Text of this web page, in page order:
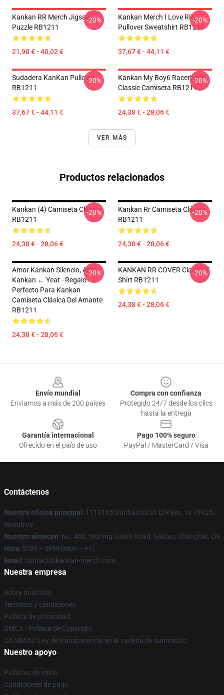
Kankan RR Merch Jigsaw
Puzzle RB1211
21,98 € - 40,02 €
-20%
Kankan Merch I Love RR
Pullover Sweatshirt RB1211
37,67 € - 44,11 €
-20%
Sudadera KanKan Pullover
RB1211
37,67 € - 44,11 €
-20%
Kankan My Boy6 Racerback
Classic Camiseta RB1211
24,38 € - 28,06 €
-20%
VER MÁS
Productos relacionados
Kankan (4) Camiseta Clásica
RB1211
24,38 € - 28,06 €
-20%
Kankan Rr Camiseta Clásica
RB1211
24,38 € - 28,06 €
-20%
Amor Kankan Silencio, Amor
Kankan ← Yeat - Regalo
Perfecto Para Kankan
Camiseta Clásica Del Amante
RB1211
24,38 € - 28,06 €
-20%
KANKAN RR COVER Classic T-
Shirt RB1211
24,38 € - 28,06 €
-20%
Envío mundial
Enviamos a más de 200 países
Compra con confianza
Protegido 24/7 desde los clics
hasta la entrega
Garantía internacional
Ofrecido en el país de uso
Pago 100% seguro
PayPal / MasterCard / Visa
Contáctenos
Nuestra oficina principal : 1110165 Dunbarton Dr El Paso, Tx 79925,
Nosotros
Nuestro almacén: No. 488, Wuning South Road, Gao'an, Shanghai, CN
Hora: 9AM – 5PM (Mon – Fri)
Email : contact@kankan-merch.com
Nuestra empresa
Sobre nosotros
Términos y condiciones
Política de privacidad
DMCA - Política de Copyright
CA SB657: Ley de transparencia en la cadena de suministro
Nuestro apoyo
Políticas de envío
Condiciones de pago